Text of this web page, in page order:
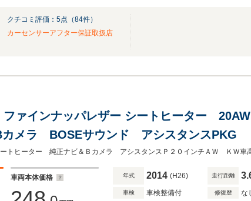
クチコミ評価： 5点（84件）
カーセンサーアフター保証取扱店
ファインナッパレザー シートヒーター
メラ BOSEサウンド アシスタンスPKG
車両本体価格 年式 2014 (H26) 走行距離
車検 車検整備付 修復歴 な